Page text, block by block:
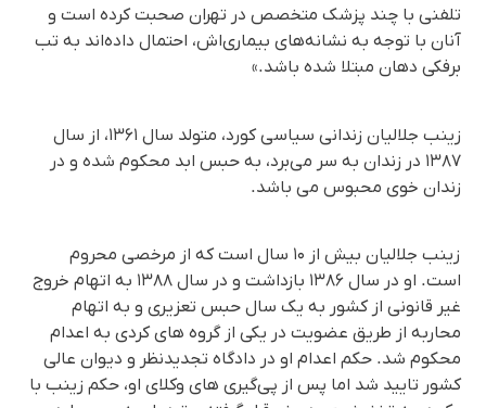
تلفنی با چند پزشک متخصص در تهران صحبت کرده است و
آنان با توجه به نشانه‌های بیماری‌اش، احتمال داده‌اند به تب
برفکی دهان مبتلا شده باشد.»
زینب جلالیان زندانی سیاسی کورد، متولد سال ۱۳۶۱، از سال
۱۳۸۷ در زندان به سر می‌برد، به حبس ابد محکوم شده و در
زندان خوی محبوس می باشد.
زینب جلالیان بیش از ۱۰ سال است که از مرخصی محروم
است. او در سال ۱۳۸۶ بازداشت و در سال ۱۳۸۸ به اتهام خروج
غیر قانونی از کشور به یک سال حبس تعزیری و به اتهام
محاربه از طریق عضویت در یکی از گروه های کردی به اعدام
محکوم شد. حکم اعدام او در دادگاه تجدیدنظر و دیوان عالی
کشور تایید شد اما پس از پی‌گیری های وکلای او، حکم زینب با